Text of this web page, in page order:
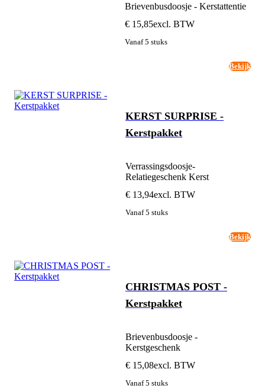
Brievenbusdoosje - Kerstattentie
€ 15,85excl. BTW
Vanaf 5 stuks
Bekijk
KERST SURPRISE -
Kerstpakket
Verrassingsdoosje-
Relatiegeschenk Kerst
€ 13,94excl. BTW
Vanaf 5 stuks
Bekijk
CHRISTMAS POST -
Kerstpakket
Brievenbusdoosje -
Kerstgeschenk
€ 15,08excl. BTW
Vanaf 5 stuks